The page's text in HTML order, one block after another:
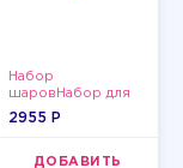
Набор
шаровНабор для
мужчин-14
2955 P
ДОБАВИТЬ